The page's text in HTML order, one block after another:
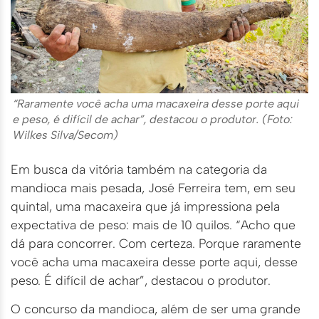
“Raramente você acha uma macaxeira desse porte aqui
e peso, é difícil de achar”, destacou o produtor. (Foto:
Wilkes Silva/Secom)
Em busca da vitória também na categoria da
mandioca mais pesada, José Ferreira tem, em seu
quintal, uma macaxeira que já impressiona pela
expectativa de peso: mais de 10 quilos. “Acho que
dá para concorrer. Com certeza. Porque raramente
você acha uma macaxeira desse porte aqui, desse
peso. É difícil de achar”, destacou o produtor.
O concurso da mandioca, além de ser uma grande